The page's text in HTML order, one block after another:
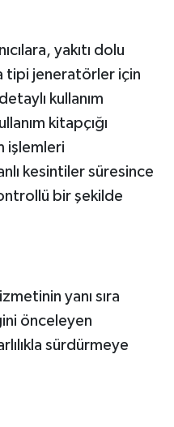
yakıtı dolu
tipi jeneratörler için
kullanım
kitapçığı
işlemleri
kesintiler süresince
bir şekilde
yanı sıra
önceleyen
sürdürmeye